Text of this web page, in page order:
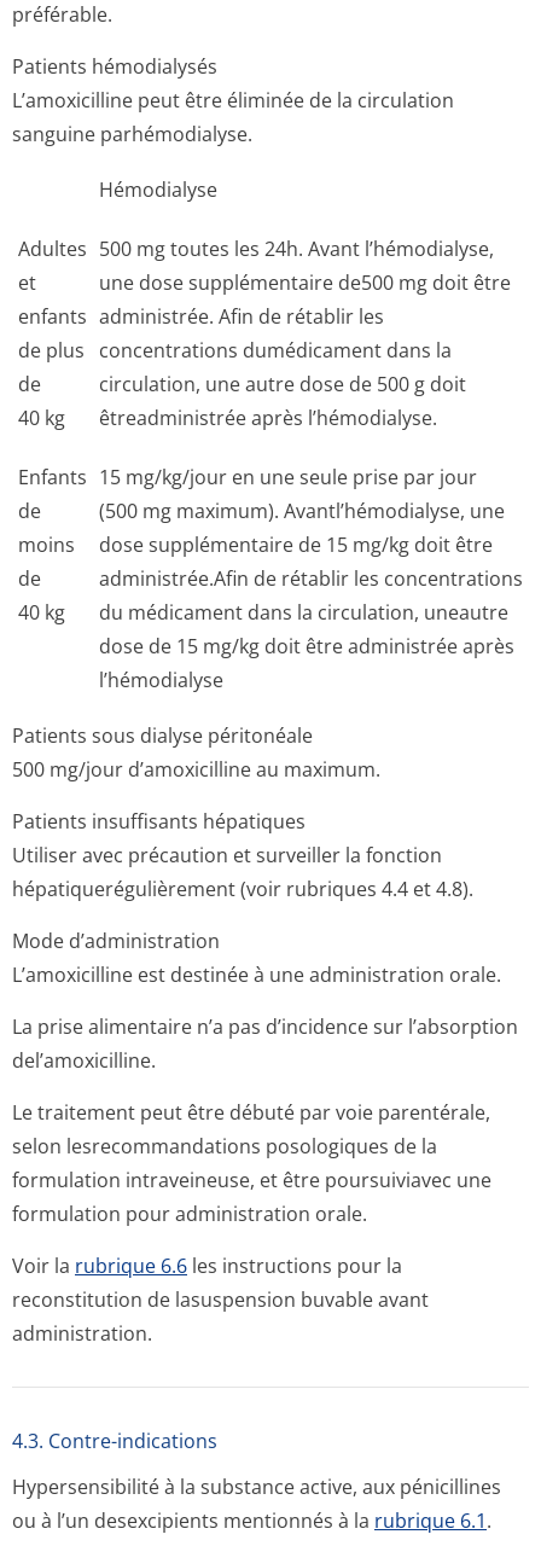
préférable.
Patients hémodialysés
L’amoxicilline peut être éliminée de la circulation
sanguine parhémodialyse.
Hémodialyse
Adultes
et
enfants
de plus
de
40 kg
500 mg toutes les 24h. Avant l’hémodialyse,
une dose supplémentaire de500 mg doit être
administrée. Afin de rétablir les
concentrations dumédicament dans la
circulation, une autre dose de 500 g doit
êtreadministrée après l’hémodialyse.
Enfants
de
moins
de
40 kg
15 mg/kg/jour en une seule prise par jour
(500 mg maximum). Avantl’hémodialyse, une
dose supplémentaire de 15 mg/kg doit être
administrée.Afin de rétablir les concentrations
du médicament dans la circulation, uneautre
dose de 15 mg/kg doit être administrée après
l’hémodialyse
Patients sous dialyse péritonéale
500 mg/jour d’amoxicilline au maximum.
Patients insuffisants hépatiques
Utiliser avec précaution et surveiller la fonction
hépatiquerégu­lièrement (voir rubriques 4.4 et 4.8).
Mode d’administration
L’amoxicilline est destinée à une administration orale.
La prise alimentaire n’a pas d’incidence sur l’absorption
del’amoxicilline.
Le traitement peut être débuté par voie parentérale,
selon lesrecommandations posologiques de la
formulation intraveineuse, et être poursuiviavec une
formulation pour administration o­rale.
Voir la rubrique 6.6 les instructions pour la
reconstitution de lasuspension buvable avant
administration.
4.3. Contre-indications
Hypersensibilité à la substance active, aux pénicillines
ou à l’un desexcipients mentionnés à la rubrique 6.1.